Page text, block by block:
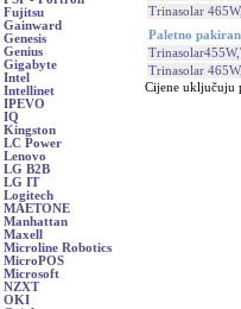
Fujitsu
Gainward
Genesis
Genius
Gigabyte
Intel
Intellinet
IPEVO
IQ
Kingston
LC Power
Lenovo
LG B2B
LG IT
Logitech
MAETONE
Manhattan
Maxell
Microline Robotics
MicroPOS
Microsoft
NZXT
OKI
Trinasolar
Paletno
Trinasolar
Cijene uključuju